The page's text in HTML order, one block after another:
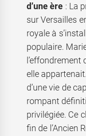
d’une ère : La
sur Versailles
royale à
populaire.
l’effondrement
elle
d’une vie de
rompant
privilégiée. Ce
fin de l’Ancien